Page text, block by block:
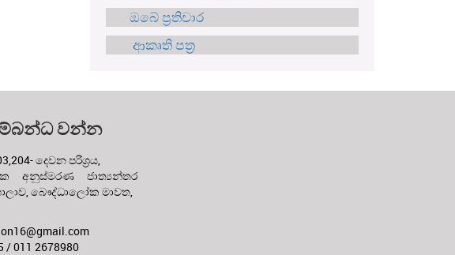
ඔබේ ප්‍රතිචාර
ආකෘති පත්‍ර
වන්න
දෙවන පරිශ්‍රය,
අනුස්මරණ ජාත්‍යන්තර
බෞද්ධාලෝක මාවත,
/ 011 2678980